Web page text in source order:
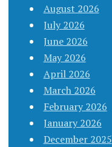
August 2026
July 2026
June 2026
May 2026
April 2026
March 2026
February 2026
January 2026
December 2025